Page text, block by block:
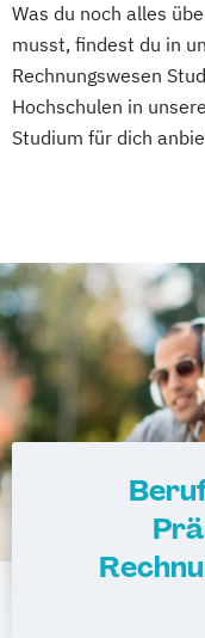
Software
Public- und
Soziale Arbeit
Sustainable
Was du noch alles
musst, findest du in
Rechnungswesen
Hochschulen in
Studium für dich